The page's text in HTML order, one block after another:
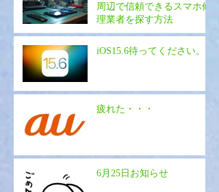
周辺で信頼できるスマホ修
理業者を探す方法
iOS15.6待ってください。
疲れた・・・
6月25日お知らせ